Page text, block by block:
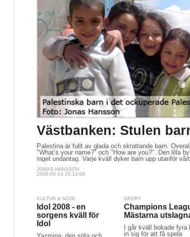
Västbanken: Stulen
Palestina är fullt av glada och skrattande barn.
"What’s your name?" och "How are you?". Den lilla
inget undantag. Varje kväll dyker barn upp utanför
JONAS HANSSON
2009-08-13 15:14:00
KULTUR & NÖJE
Idol 2008 - en
sorgens kväll för
Idol
SPORT
Champions
Mästarna
I går kväll bokade fyra
in sig för att få spela